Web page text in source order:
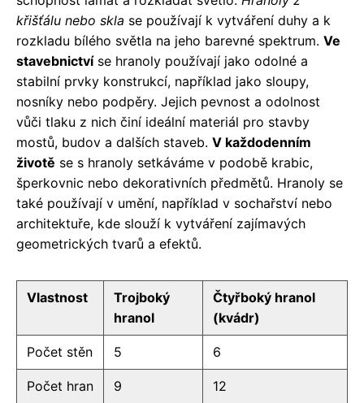
křišťálu nebo skla se používají k vytváření duhy a k
rozkladu bílého světla na jeho barevné spektrum. Ve
stavebnictvíse hranoly používají jako odolné a
stabilní prvky konstrukcí, například jako sloupy,
nosníky nebo podpěry. Jejich pevnost a odolnost
vůči tlaku z nich činí ideální materiál pro stavby
mostů, budov a dalších staveb. V každodenním
životě se s hranoly setkáváme v podobě krabic,
šperkovnic nebo dekorativních předmětů. Hranoly se
také používají v umění, například v sochařství nebo
architektuře, kde slouží k vytváření zajímavých
geometrických tvarů a efektů.
Vlastnost
Trojboký
hranol
Čtyřboký hranol
(kvádr)
Počet stěn 5 6
Počet hran 9 12